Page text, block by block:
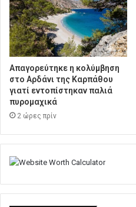
Απαγορεύτηκε η κολύμβηση
στο Αρδάνι της Καρπάθου
γιατί εντοπίστηκαν παλιά
πυρομαχικά
2 ώρες πρίν